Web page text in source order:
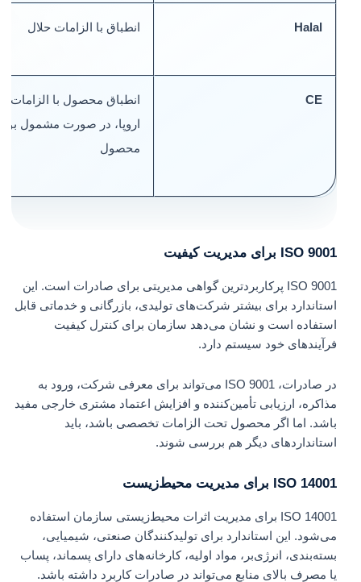
Halal انطباق با الزامات حلال
CE
انطباق محصول با الزامات
اروپا، در صورت مشمول
محصول
ISO 9001 برای مدیریت کیفیت
ISO 9001 پرکاربردترین گواهی مدیریتی برای صادرات است. این
استاندارد برای بیشتر شرکت‌های تولیدی، بازرگانی و خدماتی قابل
استفاده است و نشان می‌دهد سازمان برای کنترل کیفیت
فرآیندهای خود سیستم دارد.
در صادرات، ISO 9001 می‌تواند برای معرفی شرکت، ورود به
مذاکره، ارزیابی تأمین‌کننده و افزایش اعتماد مشتری خارجی مفید
باشد. اما اگر محصول تحت الزامات تخصصی باشد، باید
استانداردهای دیگر هم بررسی شوند.
ISO 14001 برای مدیریت محیط‌زیست
ISO 14001 برای مدیریت اثرات محیط‌زیستی سازمان استفاده
می‌شود. این استاندارد برای تولیدکنندگان صنعتی، شیمیایی،
بسته‌بندی، انرژی‌بر، مواد اولیه، کارخانه‌های دارای پسماند، پساب
یا مصرف بالای منابع می‌تواند در صادرات کاربرد داشته باشد.